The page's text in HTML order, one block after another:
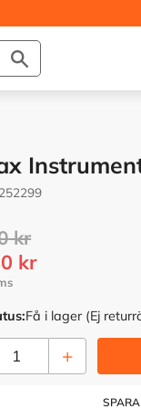
252299
pris:
kr
pris:
kr
Få i lager (Ej
+